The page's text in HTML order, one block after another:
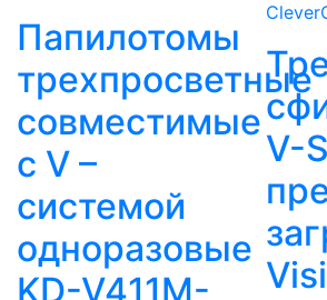
Папилотомы
трехпросветные
совместимые
с V –
системой
одноразовые
KD-V411M-
V-